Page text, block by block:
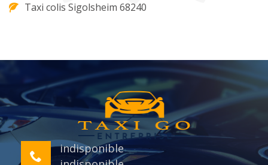
Taxi colis Sigolsheim 68240
indisponible